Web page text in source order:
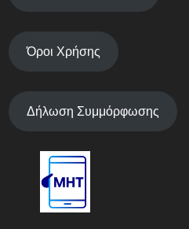
Όροι Χρήσης
Δήλωση Συμμόρφωσης